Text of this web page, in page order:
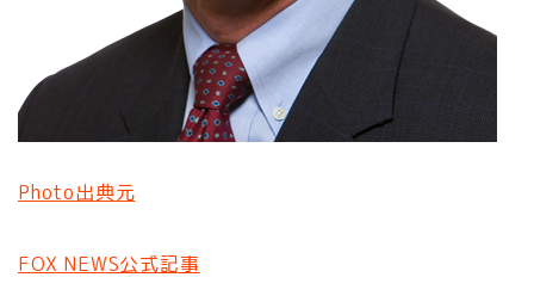
Photo出典元
FOX NEWS公式記事